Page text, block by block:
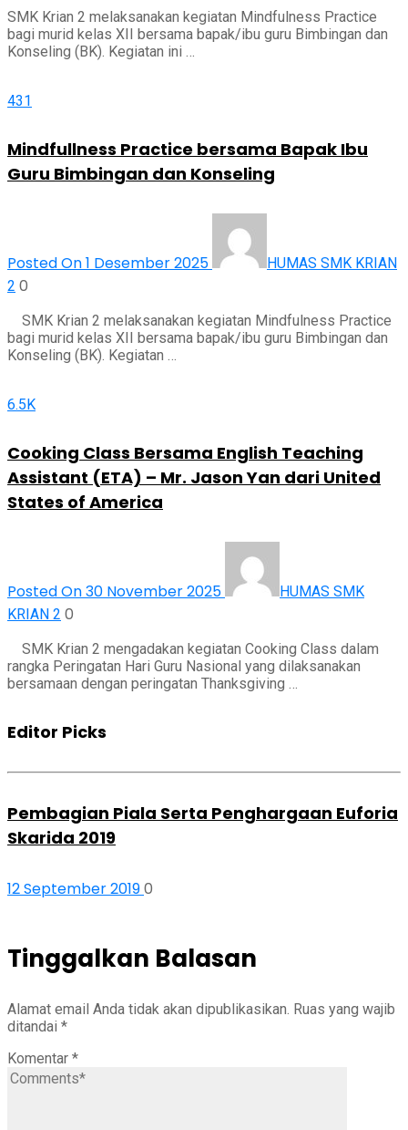
SMK Krian 2 melaksanakan kegiatan Mindfulness Practice
bagi murid kelas XII bersama bapak/ibu guru Bimbingan dan
Konseling (BK). Kegiatan ini …
431
Mindfullness Practice bersama Bapak Ibu
Guru Bimbingan dan Konseling
Posted On 1 Desember 2025
HUMAS SMK KRIAN
2 0
SMK Krian 2 melaksanakan kegiatan Mindfulness Practice
bagi murid kelas XII bersama bapak/ibu guru Bimbingan dan
Konseling (BK). Kegiatan …
6.5K
Cooking Class Bersama English Teaching
Assistant (ETA) – Mr. Jason Yan dari United
States of America
Posted On 30 November 2025
HUMAS SMK
KRIAN 2 0
SMK Krian 2 mengadakan kegiatan Cooking Class dalam
rangka Peringatan Hari Guru Nasional yang dilaksanakan
bersamaan dengan peringatan Thanksgiving …
Editor Picks
Pembagian Piala Serta Penghargaan Euforia
Skarida 2019
12 September 20190
Tinggalkan Balasan
Alamat email Anda tidak akan dipublikasikan. Ruas yang wajib
ditandai *
Komentar *